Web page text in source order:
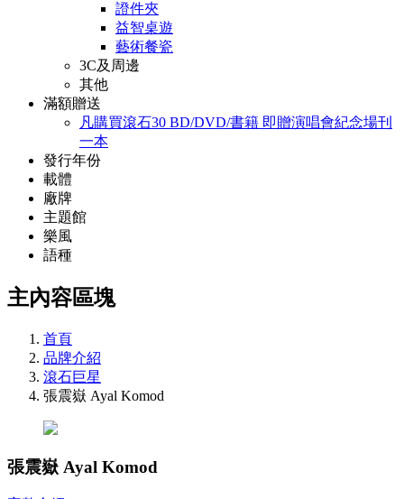
證件夾
益智桌遊
藝術餐瓷
3C及周邊
其他
滿額贈送
凡購買滾石30 BD/DVD/書籍 即贈演唱會紀念場刊
一本
發行年份
載體
廠牌
主題館
樂風
語種
主內容區塊
首頁
品牌介紹
滾石巨星
張震嶽 Ayal Komod
張震嶽 Ayal Komod